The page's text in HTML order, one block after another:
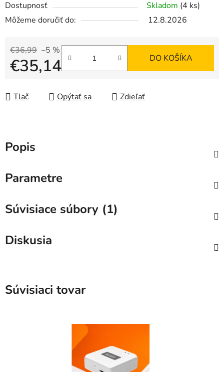
Dostupnosť Skladom (4 ks)
Môžeme doručiť do:
12.8.2026
€36,99 –5 %
€35,14 DO KOŠÍKA
Tlač Opýtať sa Zdieľať
Popis
Parametre
Súvisiace súbory (1)
Diskusia
Súvisiaci tovar